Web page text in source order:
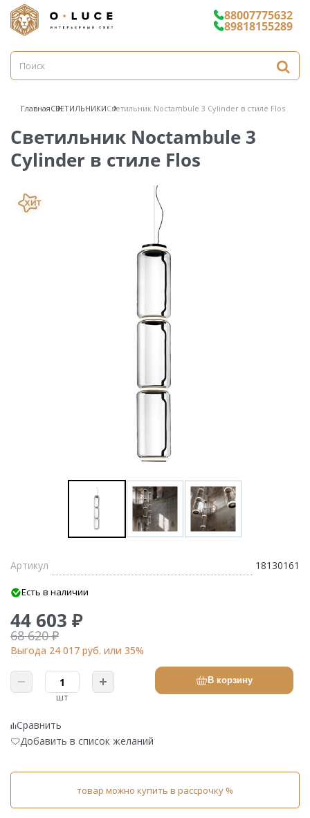
88007775632
89818155289
ГлавнаяСВЕТИЛЬНИКИСветильник Noctambule 3 Cylinder в стиле Flos
Светильник Noctambule 3
Cylinder в стиле Flos
Артикул 18130161
Есть в наличии
44 603 ₽
68 620 ₽
Выгода 24 017 руб. или 35%
шт
В корзину
Сравнить
Добавить в список желаний
товар можно купить в рассрочку %